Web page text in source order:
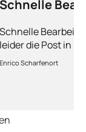
Schnelle
Schnelle
leider die Post in
kriegt es nicht hin
dauert obwohl ihr
Enrico Scharfenort